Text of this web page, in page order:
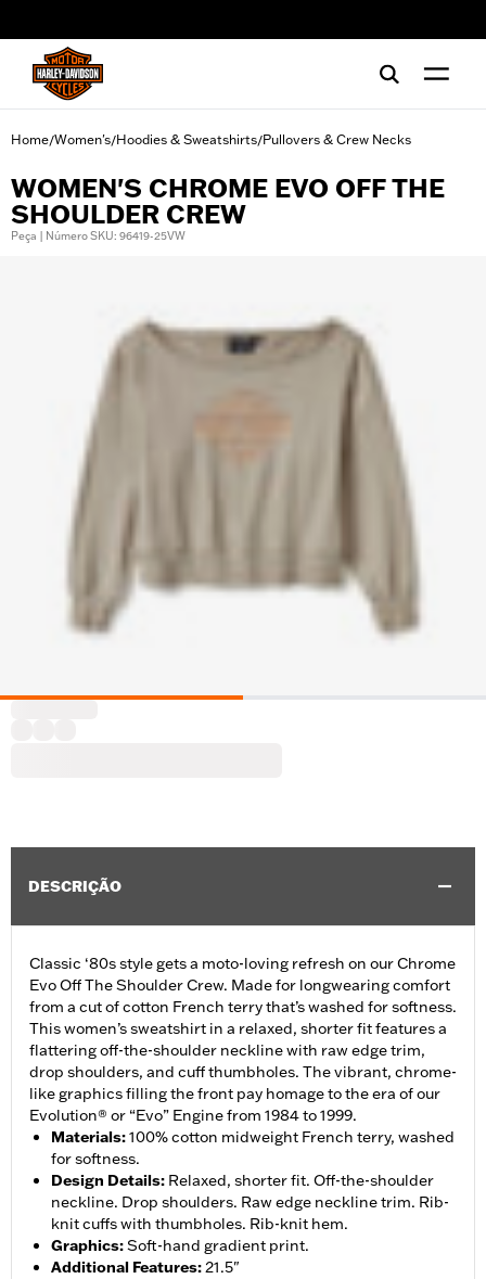
Home/Women's/Hoodies & Sweatshirts/Pullovers & Crew Necks
WOMEN'S CHROME EVO OFF THE
SHOULDER CREW
Peça | Número SKU: 96419-25VW
DESCRIÇÃO
Classic ‘80s style gets a moto-loving refresh on our Chrome
Evo Off The Shoulder Crew. Made for longwearing comfort
from a cut of cotton French terry that’s washed for softness.
This women’s sweatshirt in a relaxed, shorter fit features a
flattering off-the-shoulder neckline with raw edge trim,
drop shoulders, and cuff thumbholes. The vibrant, chrome-
like graphics filling the front pay homage to the era of our
Evolution® or “Evo” Engine from 1984 to 1999.
Materials:100% cotton midweight French terry, washed
for softness.
Design Details: Relaxed, shorter fit. Off-the-shoulder
neckline. Drop shoulders. Raw edge neckline trim. Rib-
knit cuffs with thumbholes. Rib-knit hem.
Graphics:Soft-hand gradient print.
Additional Features:21.5"